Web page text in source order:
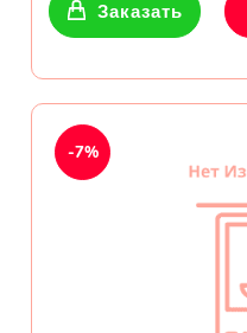
Заказать
-7%